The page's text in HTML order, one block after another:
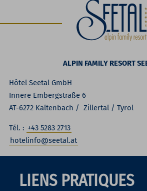
ALPIN FAMILY RESORT
Hôtel Seetal GmbH
Innere Embergstraße 6
AT-6272 Kaltenbach / Zillertal / Tyrol
Tél. : +43 5283 2713
hotelinfo@seetal.at
LIENS PRATIQUES